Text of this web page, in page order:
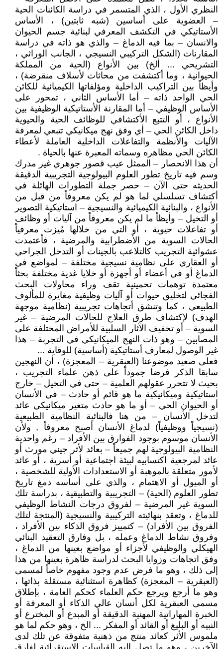
النظري الأول ، الذي المتسمر في دراسة الكائنات الحية
– العضوية على أساسين (شبه ثابتين) ، الأساس
الأستاتيكي في التكشف المعرفي لبنائية جسم الحيوان
والانسان – بما فيه الدماغ – والذي هو ذاته في دراسة
المقارنات (الشكل التركيبي النسيجي ، الجانب الوراثي ،
التشريحي ... ألخ) بين الأنواع (الحية من المملكة
الحيوانية ، وما أكتشفت من محاثات لأسلاف منقرضة) ،
وأيظاً بين التراكيب الداخلية ومؤلفاتها الكيميائية للكائن
الحي الواحد ذاته – أما الأساس الثاني ، تمحور على
الأساس الوظيفي – أما المقارنة الأستاتيكية الوظيفية بين
الأنواع ، أو التتبع الأكتشافي للوظائف الحية والحيوية
داخل الكائن الحي – أي وفق نهج ميكانيكي تتبعي لمعرفة
الآليات والأنظمة والتفاعلات الداخلية العاملة لأعطاء
الكائن الحي مظاهره وسماته المعبرة عنها بالحياة .
أن هذا الانحصار – الممثل عيب قصور جوهري غير مدرك
وسم فيه تاريخ تطور العلوم البيولوجية التجريبية الدقيقة
الحديثه حتى الآن – حصر جملة التطورات الهائلة في
أكتشاف تسلسلي لما هو لم يكن معروفاً من قبل من
الأنواع ، والبنائية الكيميائية والنسيجية – استاتيكية التصوير
أو التخيل – وأيظاً ما لم يكن معروفاً من آليات أو وظائف
أو تفاعلات حيوية ، أو التي من خلالها مُيزت معرفياً
الحالات السوية من الأضطرابية والمرضية ، فأعتمدت
عشوائية التجريب كالتلاعب بالجينات أو التدخل الجراحي
أو العقاري على نظامية نسيجية مختلفة – لمواضع في
الدماغ أو في أعضاء أو أجهزة أو خلايا غدية مختلفة بحثاً
معتمدة توهمات تخمينية تقف وراء محاولات البحث
الفجائي لتخليق حيوات أو آليات وظيفية مغايرة للمألوف
الطبيعي ، كما وتنشق أتجاهات تجريبية (نظامية موجهة
الهدف) لإكتشاف طرق العلاج للحالات المرضية – غير
السوية – أو تخفيف الآثار السلبية للأمراض المختلفة على
المصابين – وهو ذات النهج الميكانيكي في التجربة – هذا
غير الوصول لمعارف أستاتيكية (أساسية) للوقاية ...
فعلى صعيد موضوعنا (العبقرية – المعجزة) ، أن النهجين
سابقا الذكر فرضا جموداً على ذهن علماء التجريب ،
بحيث لا تتحرر عقولهم العلمية – حتى في التخيل – خارج
استاتيكية وميكانيكية ما هو قائم أو حادث – في الأنسان
أو الحيوان الحي – أو ما هو حادث متغير ميكانيكي عائد
لتدخل الأنسان – من هنا فالبنائية النظامية الطبيعية
(نسيجياً ووظيفياً) لدماغ الأنسان أصبح معروفاً , ولأن
الأنسان موسوم بوجود الفوارق بين الأفراد – رغم واحدية
النظامية البيولوجية لهم جميعاً – بعائد لأثر جيني مورث أو
عائد لمرجعية اكتسابيه لبيئة اجتماعية أو أسرية ، أو عائد
لأمور متعلقة بالموهبة أو الاستعدادات الأولية للشخصية ،
أو الميول أو الاهتمام ، والذي على أساسه دمغ تاريخ
تطور العلوم (الحية) – التجريبية والتطبيقية ، بدراسة تلك
السوية غير المرضية – لفروق درجات النشاط الوظيفي
للدماغ ، وتعقد بنهائيته التركيبية والنسيجية (المنتجة لتلك
الفروق بين الأفراد) – كتمييز فروق الذكاء بين الأفراد ،
وفروق نشاط الدماغ وعمله ، بل وفارق التعقيد البنائي
الهيكلي والوظيفي لأجزاء أو مواضع بعينها من الدماغ ،
وفق اتجاهات وزوايا البحث لدراسة ظاهرة بعينها من هذا
إلى ذلك ، وهو ما فرض عدم وجود مفهوم خاصاً لمسمى
(العبقرية – المعجزة) كظاهرة استثنائية مستقلة بذاتها ،
وهو ما أرجع ويرجع حكم العلماء كحكم العامة ، بإطلاق
مسمى العبقرية لكل أنسان عالي الذكاء أو المعرفة أو
الخبرة المهاراتية المهنية الدقيقة أو المبدع أو المخترع أو
النبيه أو البليغ أو القائد أو المفكر ... الخ ، وهو حكم لما هو
ملموس الأثر كعائد منتج من ذهنية متفوقة عن تلك لدى